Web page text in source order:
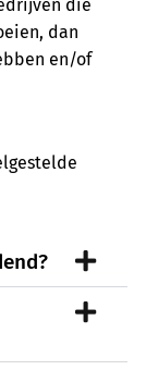
die
dan
en/of